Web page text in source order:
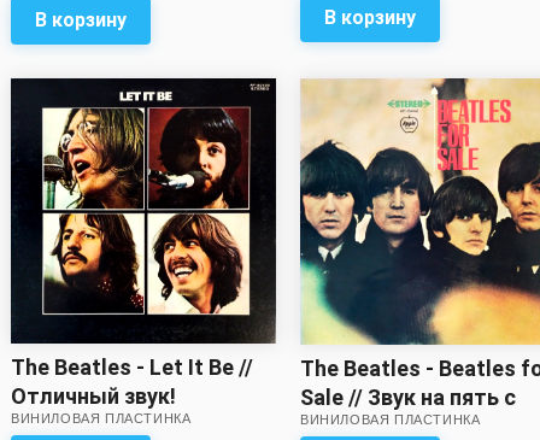
В корзину В корзину
The Beatles - Let It Be //
Отличный звук!
ВИНИЛОВАЯ ПЛАСТИНКА
The Beatles - Beatles
Sale // Звук на пять с
минусом!
ВИНИЛОВАЯ ПЛАСТИНКА